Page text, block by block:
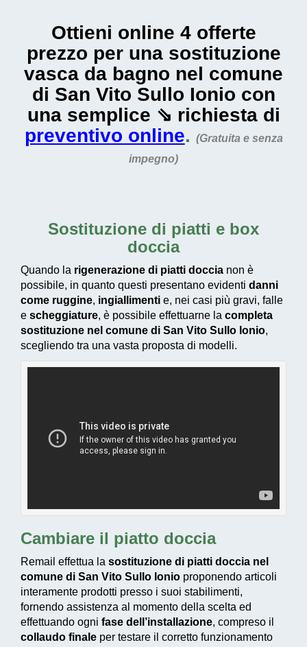
Ottieni online 4 offerte
prezzo per una sostituzione
vasca da bagno nel comune
di San Vito Sullo Ionio con
una semplice ⇘ richiesta di
preventivo online. (Gratuita e senza
impegno)
Sostituzione di piatti e box
doccia
Quando la rigenerazione di piatti doccia non è
possibile, in quanto questi presentano evidenti danni
come ruggine, ingiallimenti e, nei casi più gravi, falle
e scheggiature, è possibile effettuarne la completa
sostituzione nel comune di San Vito Sullo Ionio,
scegliendo tra una vasta proposta di modelli.
Cambiare il piatto doccia
Remail effettua la sostituzione di piatti doccia nel
comune di San Vito Sullo Ionio proponendo articoli
interamente prodotti presso i suoi stabilimenti,
fornendo assistenza al momento della scelta ed
effettuando ogni fase dell’installazione, compreso il
collaudo finale per testare il corretto funzionamento